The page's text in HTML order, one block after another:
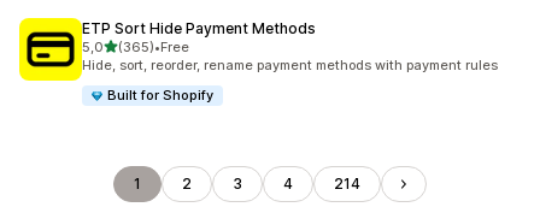
ETP Sort Hide Payment Methods
5,0de 5 estrelas
(365)
365 total de avaliações
•Free
Hide, sort, reorder, rename payment methods with payment rules
Built for Shopify
1 2 3 4 214